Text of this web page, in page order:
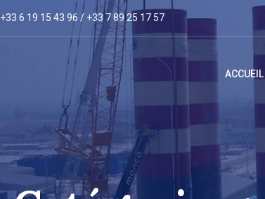
+33 6 19 15 43 96 / +33 7 89 25 17 57
ACCUEIL